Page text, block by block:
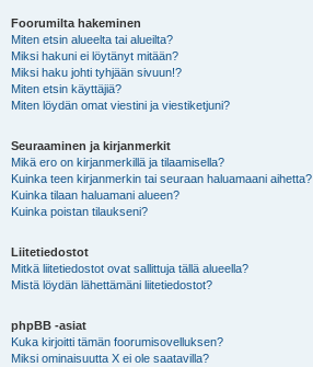
Foorumilta hakeminen
Miten etsin alueelta tai alueilta?
Miksi hakuni ei löytänyt mitään?
Miksi haku johti tyhjään sivuun!?
Miten etsin käyttäjiä?
Miten löydän omat viestini ja viestiketjuni?
Seuraaminen ja kirjanmerkit
Mikä ero on kirjanmerkillä ja tilaamisella?
Kuinka teen kirjanmerkin tai seuraan haluamaani aihetta?
Kuinka tilaan haluamani alueen?
Kuinka poistan tilaukseni?
Liitetiedostot
Mitkä liitetiedostot ovat sallittuja tällä alueella?
Mistä löydän lähettämäni liitetiedostot?
phpBB -asiat
Kuka kirjoitti tämän foorumisovelluksen?
Miksi ominaisuutta X ei ole saatavilla?